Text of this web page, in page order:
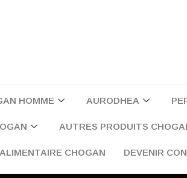
HOMME AURODHEA
AUTRES PRODUITS
CHOGAN DEVENIR